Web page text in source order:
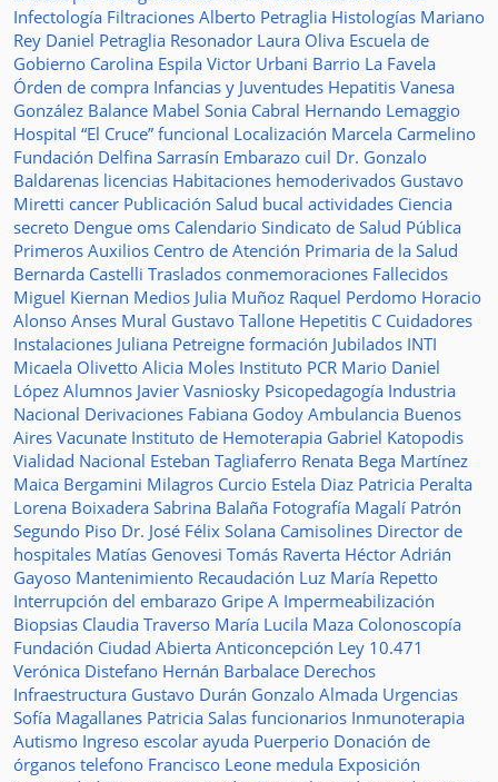
Infectología Filtraciones Alberto Petraglia Histologías Mariano
Rey Daniel Petraglia Resonador Laura Oliva Escuela de
Gobierno Carolina Espila Victor Urbani Barrio La Favela
Órden de compra Infancias y Juventudes Hepatitis Vanesa
González Balance Mabel Sonia Cabral Hernando Lemaggio
Hospital “El Cruce” funcional Localización Marcela Carmelino
Fundación Delfina Sarrasín Embarazo cuil Dr. Gonzalo
Baldarenas licencias Habitaciones hemoderivados Gustavo
Miretti cancer Publicación Salud bucal actividades Ciencia
secreto Dengue oms Calendario Sindicato de Salud Pública
Primeros Auxilios Centro de Atención Primaria de la Salud
Bernarda Castelli Traslados conmemoraciones Fallecidos
Miguel Kiernan Medios Julia Muñoz Raquel Perdomo Horacio
Alonso Anses Mural Gustavo Tallone Hepetitis C Cuidadores
Instalaciones Juliana Petreigne formación Jubilados INTI
Micaela Olivetto Alicia Moles Instituto PCR Mario Daniel
López Alumnos Javier Vasniosky Psicopedagogía Industria
Nacional Derivaciones Fabiana Godoy Ambulancia Buenos
Aires Vacunate Instituto de Hemoterapia Gabriel Katopodis
Vialidad Nacional Esteban Tagliaferro Renata Bega Martínez
Maica Bergamini Milagros Curcio Estela Diaz Patricia Peralta
Lorena Boixadera Sabrina Balaña Fotografía Magalí Patrón
Segundo Piso Dr. José Félix Solana Camisolines Director de
hospitales Matías Genovesi Tomás Raverta Héctor Adrián
Gayoso Mantenimiento Recaudación Luz María Repetto
Interrupción del embarazo Gripe A Impermeabilización
Biopsias Claudia Traverso María Lucila Maza Colonoscopía
Fundación Ciudad Abierta Anticoncepción Ley 10.471
Verónica Distefano Hernán Barbalace Derechos
Infraestructura Gustavo Durán Gonzalo Almada Urgencias
Sofía Magallanes Patricia Salas funcionarios Inmunoterapia
Autismo Ingreso escolar ayuda Puerperio Donación de
órganos telefono Francisco Leone medula Exposición